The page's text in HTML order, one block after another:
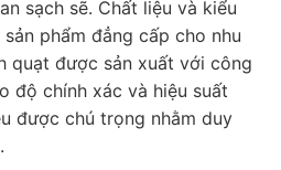
sạch sẽ. Chất liệu và kiểu
phẩm đẳng cấp cho nhu
quạt được sản xuất với công
độ chính xác và hiệu suất
được chú trọng nhằm duy